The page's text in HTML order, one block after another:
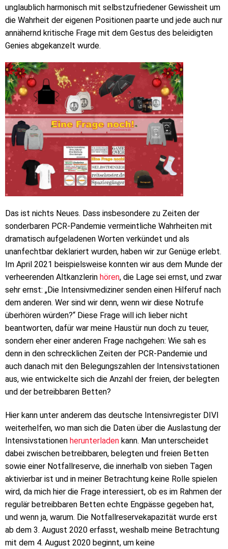
unglaublich harmonisch mit selbstzufriedener Gewissheit um
die Wahrheit der eigenen Positionen paarte und jede auch nur
annähernd kritische Frage mit dem Gestus des beleidigten
Genies abgekanzelt wurde.
Das ist nichts Neues. Dass insbesondere zu Zeiten der
sonderbaren PCR-Pandemie vermeintliche Wahrheiten mit
dramatisch aufgeladenen Worten verkündet und als
unanfechtbar deklariert wurden, haben wir zur Genüge erlebt.
Im April 2021 beispielsweise konnten wir aus dem Munde der
verheerenden Altkanzlerin hören, die Lage sei ernst, und zwar
sehr ernst: „Die Intensivmediziner senden einen Hilferuf nach
dem anderen. Wer sind wir denn, wenn wir diese Notrufe
überhören würden?“ Diese Frage will ich lieber nicht
beantworten, dafür war meine Haustür nun doch zu teuer,
sondern eher einer anderen Frage nachgehen: Wie sah es
denn in den schrecklichen Zeiten der PCR-Pandemie und
auch danach mit den Belegungszahlen der Intensivstationen
aus, wie entwickelte sich die Anzahl der freien, der belegten
und der betreibbaren Betten?
Hier kann unter anderem das deutsche Intensivregister DIVI
weiterhelfen, wo man sich die Daten über die Auslastung der
Intensivstationen herunterladen kann. Man unterscheidet
dabei zwischen betreibbaren, belegten und freien Betten
sowie einer Notfallreserve, die innerhalb von sieben Tagen
aktivierbar ist und in meiner Betrachtung keine Rolle spielen
wird, da mich hier die Frage interessiert, ob es im Rahmen der
regulär betreibbaren Betten echte Engpässe gegeben hat,
und wenn ja, warum. Die Notfallreservekapazität wurde erst
ab dem 3. August 2020 erfasst, weshalb meine Betrachtung
mit dem 4. August 2020 beginnt, um keine